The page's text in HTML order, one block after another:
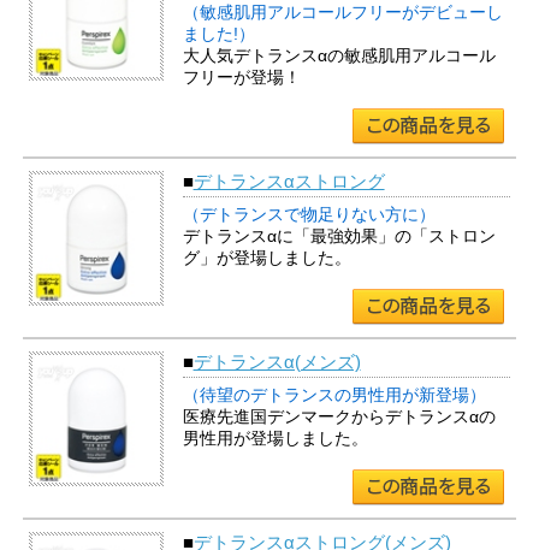
（敏感肌用アルコールフリーがデビューし
ました!）
大人気デトランスαの敏感肌用アルコール
フリーが登場！
■デトランスαストロング
（デトランスで物足りない方に）
デトランスαに「最強効果」の「ストロン
グ」が登場しました。
■デトランスα(メンズ)
（待望のデトランスの男性用が新登場）
医療先進国デンマークからデトランスαの
男性用が登場しました。
■デトランスαストロング(メンズ)